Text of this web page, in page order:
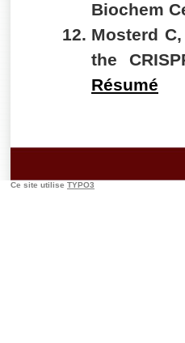
Biochem
Mosterd
the
Résumé
Ce site utilise TYPO3